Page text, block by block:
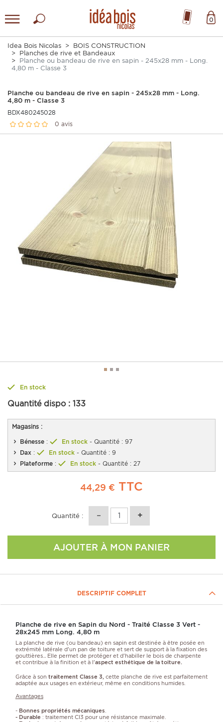
0
Idea Bois Nicolas
BOIS CONSTRUCTION
Planches de rive et Bandeaux
Planche ou bandeau de rive en sapin - 245x28 mm - Long.
4,80 m - Classe 3
Planche ou bandeau de rive en sapin - 245x28 mm - Long.
4,80 m - Classe 3
BDX480245028
0 avis
En stock
Quantité dispo : 133
Magasins :
Bénesse : En stock - Quantité : 97
Dax : En stock - Quantité : 9
Plateforme : En stock - Quantité : 27
44,29 € TTC
Quantité :
AJOUTER À MON PANIER
DESCRIPTIF COMPLET
Planche de rive en Sapin du Nord - Traité Classe 3 Vert -
28x245 mm Long. 4,80 m
La planche de rive (ou bandeau) en sapin est destinée à être posée en
extrémité latérale d'un pan de toiture et sert de support à la fixation des
gouttières. . Elle permet de protéger et d'habiller le bois de charpente
et contribue à la finition et à l'aspect esthétique de la toiture.
Grâce à son traitement Classe 3, cette planche de rive est parfaitement
adaptée aux usages en extérieur, même en conditions humides.
Avantages
- Bonnes propriétés mécaniques
- Durable : traitement Cl3 pour une résistance maximale.